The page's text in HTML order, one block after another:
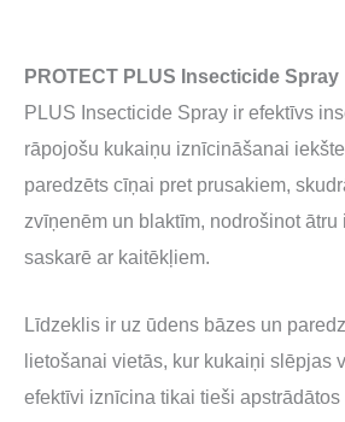
PROTECT PLUS Insecticide Spray
PLUS Insecticide Spray ir efektīvs
rāpojošu kukaiņu iznīcināšanai
paredzēts cīņai pret prusakiem,
zvīņenēm un blaktīm, nodrošinot ātru
saskarē ar kaitēkļiem.
Līdzeklis ir uz ūdens bāzes un
lietošanai vietās, kur kukaiņi slēpjas
efektīvi iznīcina tikai tieši